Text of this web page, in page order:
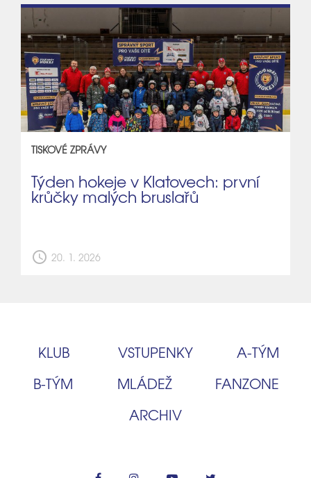
TISKOVÉ ZPRÁVY
Týden hokeje v Klatovech: první
krůčky malých bruslařů
schedule 20. 1. 2026
KLUB VSTUPENKY
A‑TÝM
B‑TÝM
MLÁDEŽ
FANZONE
ARCHIV